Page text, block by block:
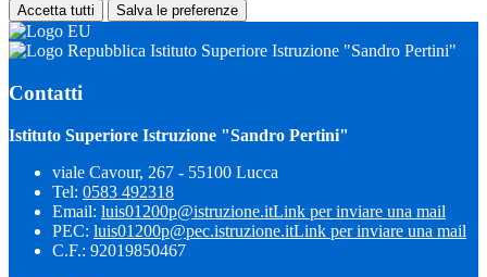
Accetta tutti Salva le preferenze
Istituto Superiore Istruzione "Sandro Pertini"
Contatti
Istituto Superiore Istruzione "Sandro Pertini"
viale Cavour, 267 - 55100 Lucca
Tel: 0583 492318
Email: luis01200p@istruzione.itLink per inviare una mail
PEC: luis01200p@pec.istruzione.itLink per inviare una mail
C.F.: 92019850467